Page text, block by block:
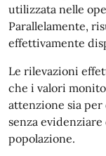
utilizzata nelle
Parallelamente,
effettivamente
Le rilevazioni
che i valori
attenzione sia
senza
popolazione.